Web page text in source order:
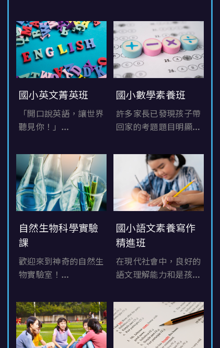
培養觀察力與科學思
維，名額有限，立即報
名
慣和基本能力。
國小英文菁英班
「開口說英語，讓世界
聽見你！」
音及表達力是關鍵！
國小數學素養班
許多家長已發現孩子帶
回家的考題題目明顯變
雜。
更驚人的是國語、數
學、社會、自然.....每
一科的考卷居然都有
「素養題」，
不知如何回答……
自然生物科學實驗
課
歡迎來到神奇的自然生
物實驗室！
創造出一個小小的生態
系統？
想不想用自己的雙手探
索生命的奧秘，學會如
國小語文素養寫作
精進班
在現代社會中，良好的
語文理解能力和是孩子
能幫助孩子更自信地表
達自我，
還能提升思維的清晰度
與邏輯性，進而在學業